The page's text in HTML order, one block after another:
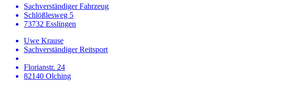
Sachverständiger Fahrzeug
Schlößlesweg 5
73732 Esslingen
Uwe Krause
Sachverständiger Reitsport
Florianstr. 24
82140 Olching